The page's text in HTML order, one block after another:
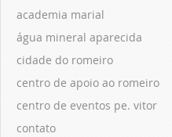
academia marial
água mineral aparecida
cidade do romeiro
centro de apoio ao romeiro
centro de eventos pe. vitor
contato